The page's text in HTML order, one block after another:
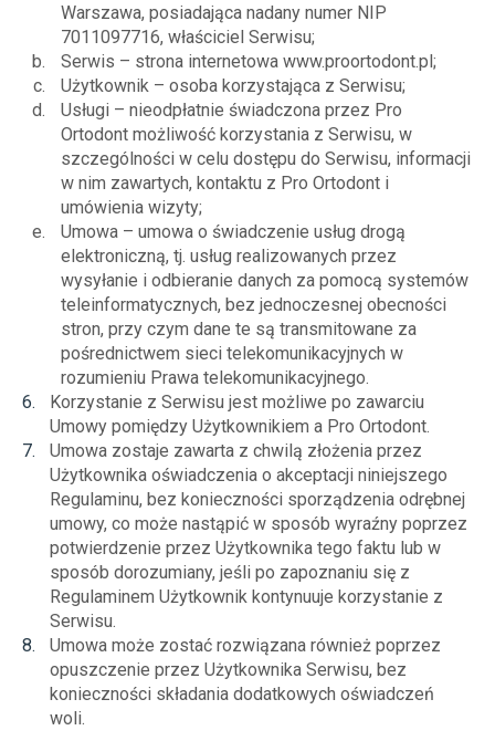
Warszawa, posiadająca nadany numer NIP
7011097716, właściciel Serwisu;
Serwis – strona internetowa www.proortodont.pl;
Użytkownik – osoba korzystająca z Serwisu;
Usługi – nieodpłatnie świadczona przez Pro
Ortodont możliwość korzystania z Serwisu, w
szczególności w celu dostępu do Serwisu, informacji
w nim zawartych, kontaktu z Pro Ortodont i
umówienia wizyty;
Umowa – umowa o świadczenie usług drogą
elektroniczną, tj. usług realizowanych przez
wysyłanie i odbieranie danych za pomocą systemów
teleinformatycznych, bez jednoczesnej obecności
stron, przy czym dane te są transmitowane za
pośrednictwem sieci telekomunikacyjnych w
rozumieniu Prawa telekomunikacyjnego.
Korzystanie z Serwisu jest możliwe po zawarciu
Umowy pomiędzy Użytkownikiem a Pro Ortodont.
Umowa zostaje zawarta z chwilą złożenia przez
Użytkownika oświadczenia o akceptacji niniejszego
Regulaminu, bez konieczności sporządzenia odrębnej
umowy, co może nastąpić w sposób wyraźny poprzez
potwierdzenie przez Użytkownika tego faktu lub w
sposób dorozumiany, jeśli po zapoznaniu się z
Regulaminem Użytkownik kontynuuje korzystanie z
Serwisu.
Umowa może zostać rozwiązana również poprzez
opuszczenie przez Użytkownika Serwisu, bez
konieczności składania dodatkowych oświadczeń
woli.